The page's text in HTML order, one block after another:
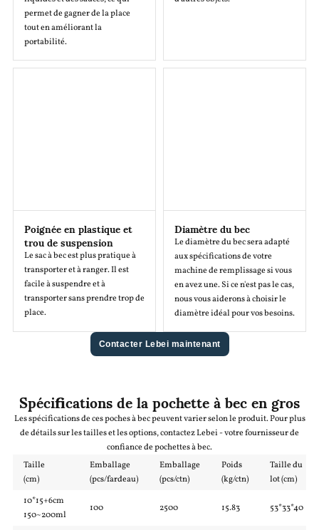
permet de gagner de la place
tout en améliorant la
portabilité.
Poignée en plastique et
trou de suspension
Le sac à bec est plus pratique à
transporter et à ranger. Il est
facile à suspendre et à
transporter sans prendre trop de
place.
Diamètre du bec
Le diamètre du bec sera adapté
aux spécifications de votre
machine de remplissage si vous
en avez une. Si ce n'est pas le cas,
nous vous aiderons à choisir le
diamètre idéal pour vos besoins.
Contacter Lebei maintenant
Spécifications de la pochette à bec en gros
Les spécifications de ces poches à bec peuvent varier selon le produit. Pour plus
de détails sur les tailles et les options, contactez Lebei - votre fournisseur de
confiance de pochettes à bec.
Taille
(cm)
Emballage
(pcs/fardeau)
Emballage
(pcs/ctn)
Poids
(kg/ctn)
Taille du
lot (cm)
10*15+6cm
150~200ml
100 2500 15.83 53*33*40